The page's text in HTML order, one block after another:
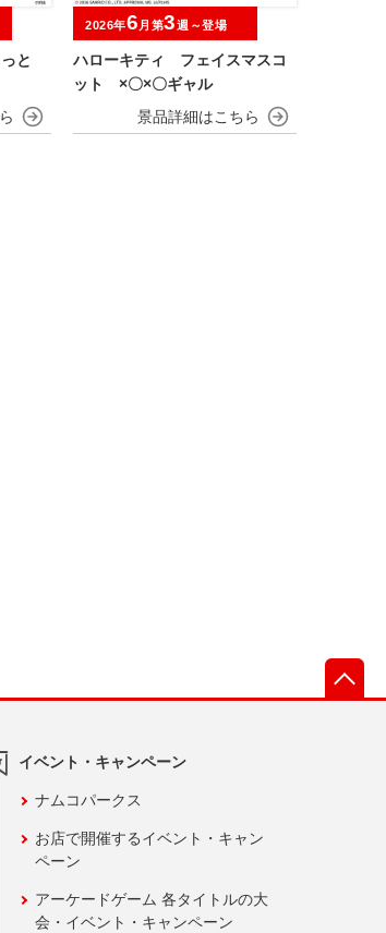
と
ハローキティ フェイスマスコ
ット ×〇×〇ギャル
2026年6 月第3週～登場
イベント・キャンペーン
ナムコパークス
お店で開催するイベント・キャン
ペーン
アーケードゲーム 各タイトルの大
会・イベント・キャンペーン